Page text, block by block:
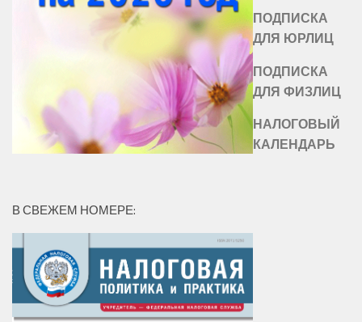
ПОДПИСКА
ДЛЯ ЮРЛИЦ
ПОДПИСКА
ДЛЯ ФИЗЛИЦ
НАЛОГОВЫЙ
КАЛЕНДАРЬ
В СВЕЖЕМ НОМЕРЕ: